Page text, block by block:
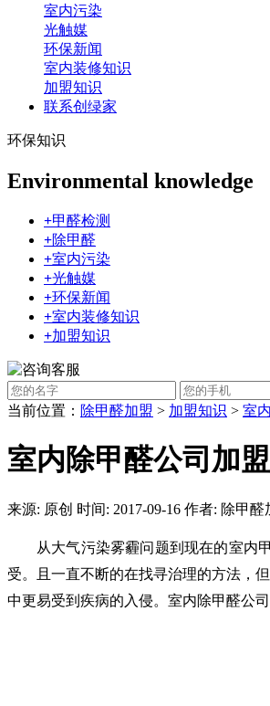
室内污染
光触媒
环保新闻
室内装修知识
加盟知识
联系创绿家
环保知识
Environmental knowledge
+甲醛检测
+除甲醛
+室内污染
+光触媒
+环保新闻
+室内装修知识
+加盟知识
当前位置： 除甲醛加盟 > 加盟知识 > 室
室内除甲醛公司加
来源: 原创 时间: 2017-09-16 作者: 除甲
从大气污染雾霾问题到现在的室内
受。且一直不断的在找寻治理的方法，
中更易受到疾病的入侵。室内除甲醛公